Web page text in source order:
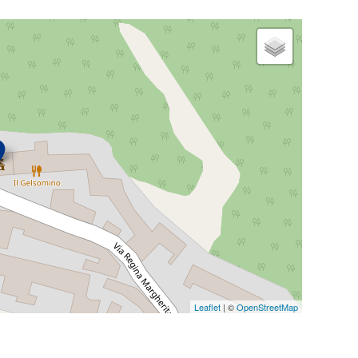
Leaflet| ©OpenStreetMap